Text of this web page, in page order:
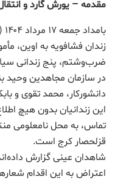
مقدمه – یورش گارد و
زندان فشافویه به اوین،
ضرب‌وشتم، پنج زندانی
در سازمان مجاهدينوحید
دانشورکار، محمد تقوی و
این زندانیان بدون هیچ
تماس، به محل نامعلومی
قزلحصار کرج است.
شاهدان عینی گزارش
اعتراض به این اقدام